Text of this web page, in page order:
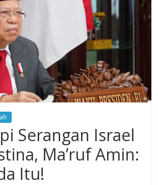
Serangan Israel
Ma’ruf Amin:
Itu!